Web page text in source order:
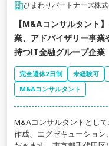
ひまわりパートナーズ株
【M&Aコンサルタント
業、アドバイザリー事業
持つIT金融グループ企業
完全週休2日制 未経験可
M&Aコンサルタント
M&Aコンサルタントとし
作成、エグゼキューショ